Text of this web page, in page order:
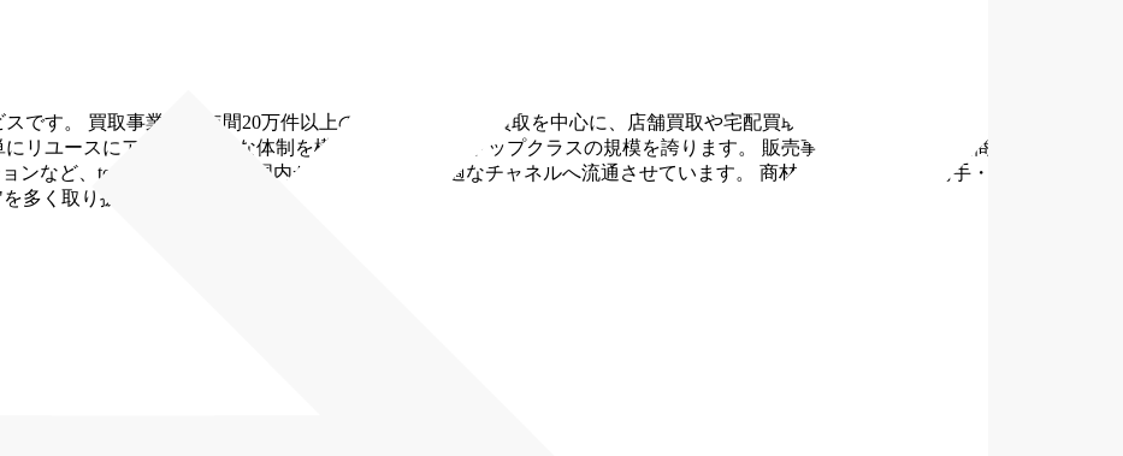
です。 買取事業は、年間20万件以上の査定を行う出張買取を中心に、店舗買取や宅配買取など、多様なチャネルを運営してい
リユースにアクセス可能な体制を構築し、業界でもトップクラスの規模を誇ります。 販売事業では、買取した商品を自社一元
ンなど、toB/toC問わず日本国内から世界まで、最適なチャネルへ流通させています。 商材としては着物・切手・ブランド品等
多く取り扱っています。